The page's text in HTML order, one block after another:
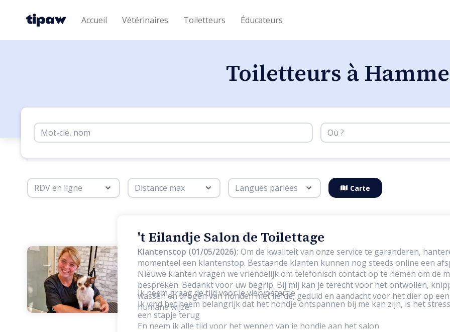
Accueil Vétérinaires Toiletteurs Éducateurs
Toiletteurs à Hamme
Carte
't Eilandje Salon de Toilettage
Klantenstop (01/05/2026): Om de kwaliteit van onze service te garanderen,
momenteel een klantenstop. Bestaande klanten kunnen nog steeds online een
Nieuwe klanten vragen we vriendelijk om telefonisch contact op te nemen om de
bespreken. Bedankt voor uw begrip. Bij mij kan je terecht voor het ontwollen, knippen, scheren,
wassen en drogen van honden met liefde, geduld en aandacht voor het dier op
humane wijze.
Ik neem graag de tijd voor je viervoetertje
Ik vind het heem belangrijk dat het hondje ontspannen bij me kan zijn, is het
een stapje terug
En neem ik alle tijd voor het wennen van je hondje aan het salon